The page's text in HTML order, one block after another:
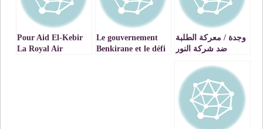
وجدة / معركة الطلبة
ضد شركة النور
Le gouvernement
Benkirane et le défi
Pour Aid El-Kebir
La Royal Air